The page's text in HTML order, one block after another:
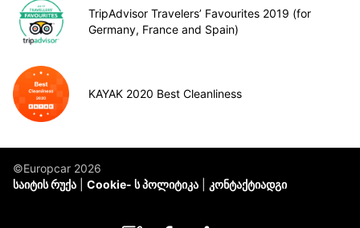
TripAdvisor Travelers’ Favourites 2019 (for
Germany, France and Spain)
KAYAK 2020 Best Cleanliness
©Europcar 2026
საიტის რუქა
Cookie- ს პოლიტიკა კონტაქტიადგი